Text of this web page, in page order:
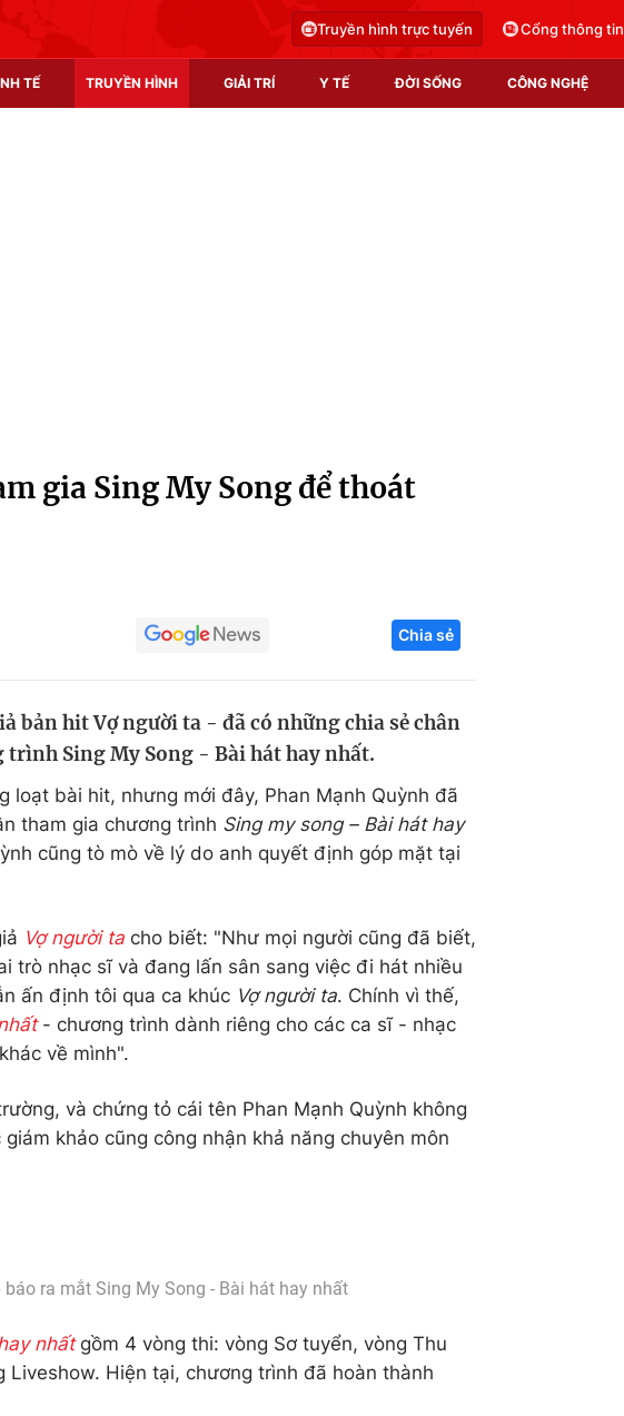
Truyền hình trực tuyến Cổng thông tin
TẾ TRUYỀN HÌNH GIẢI TRÍ Y TẾ ĐỜI SỐNG CÔNG NGHỆ
Infographic
Tuyển sinh
Hitech Công nghệ tương lai
Thị trường
gia Sing My Song để thoát
Chia sẻ
bản hit Vợ người ta - đã có những chia sẻ chân
Sing My Song - Bài hát hay nhất.
loạt bài hit, nhưng mới đây, Phan Mạnh Quỳnh đã
tham gia chương trình Sing my song – Bài hát hay
cũng tò mò về lý do anh quyết định góp mặt tại
Vợ người ta cho biết: "Như mọi người cũng đã biết,
trò nhạc sĩ và đang lấn sân sang việc đi hát nhiều
ấn định tôi qua ca khúc Vợ người ta. Chính vì thế,
- chương trình dành riêng cho các ca sĩ - nhạc
về mình".
và chứng tỏ cái tên Phan Mạnh Quỳnh không
khảo cũng công nhận khả năng chuyên môn
ra mắt Sing My Song - Bài hát hay nhất
nhất gồm 4 vòng thi: vòng Sơ tuyển, vòng Thu
Liveshow. Hiện tại, chương trình đã hoàn thành